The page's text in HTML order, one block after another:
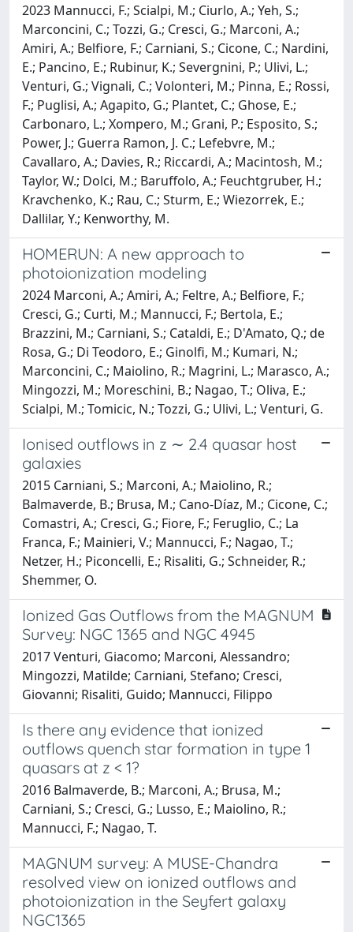
2023 Mannucci, F.; Scialpi, M.; Ciurlo, A.; Yeh, S.;
Marconcini, C.; Tozzi, G.; Cresci, G.; Marconi, A.;
Amiri, A.; Belfiore, F.; Carniani, S.; Cicone, C.; Nardini,
E.; Pancino, E.; Rubinur, K.; Severgnini, P.; Ulivi, L.;
Venturi, G.; Vignali, C.; Volonteri, M.; Pinna, E.; Rossi,
F.; Puglisi, A.; Agapito, G.; Plantet, C.; Ghose, E.;
Carbonaro, L.; Xompero, M.; Grani, P.; Esposito, S.;
Power, J.; Guerra Ramon, J. C.; Lefebvre, M.;
Cavallaro, A.; Davies, R.; Riccardi, A.; Macintosh, M.;
Taylor, W.; Dolci, M.; Baruffolo, A.; Feuchtgruber, H.;
Kravchenko, K.; Rau, C.; Sturm, E.; Wiezorrek, E.;
Dallilar, Y.; Kenworthy, M.
HOMERUN: A new approach to
photoionization modeling
2024 Marconi, A.; Amiri, A.; Feltre, A.; Belfiore, F.;
Cresci, G.; Curti, M.; Mannucci, F.; Bertola, E.;
Brazzini, M.; Carniani, S.; Cataldi, E.; D'Amato, Q.; de
Rosa, G.; Di Teodoro, E.; Ginolfi, M.; Kumari, N.;
Marconcini, C.; Maiolino, R.; Magrini, L.; Marasco, A.;
Mingozzi, M.; Moreschini, B.; Nagao, T.; Oliva, E.;
Scialpi, M.; Tomicic, N.; Tozzi, G.; Ulivi, L.; Venturi, G.
Ionised outflows in z ∼ 2.4 quasar host
galaxies
2015 Carniani, S.; Marconi, A.; Maiolino, R.;
Balmaverde, B.; Brusa, M.; Cano-Díaz, M.; Cicone, C.;
Comastri, A.; Cresci, G.; Fiore, F.; Feruglio, C.; La
Franca, F.; Mainieri, V.; Mannucci, F.; Nagao, T.;
Netzer, H.; Piconcelli, E.; Risaliti, G.; Schneider, R.;
Shemmer, O.
Ionized Gas Outflows from the MAGNUM
Survey: NGC 1365 and NGC 4945
2017 Venturi, Giacomo; Marconi, Alessandro;
Mingozzi, Matilde; Carniani, Stefano; Cresci,
Giovanni; Risaliti, Guido; Mannucci, Filippo
Is there any evidence that ionized
outflows quench star formation in type 1
quasars at z < 1?
2016 Balmaverde, B.; Marconi, A.; Brusa, M.;
Carniani, S.; Cresci, G.; Lusso, E.; Maiolino, R.;
Mannucci, F.; Nagao, T.
MAGNUM survey: A MUSE-Chandra
resolved view on ionized outflows and
photoionization in the Seyfert galaxy
NGC1365